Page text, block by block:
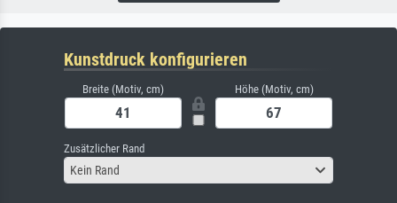
Kunstdruck konfigurieren
Breite (Motiv, cm) Höhe (Motiv, cm)
Zusätzlicher Rand
Kein Rand